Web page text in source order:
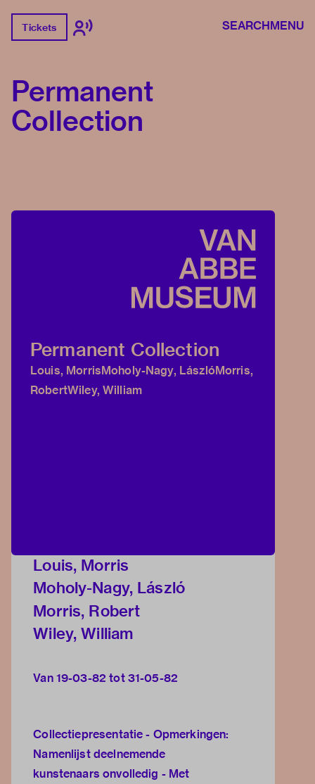
Tickets SEARCHMENU
Permanent
Collection
Permanent Collection
Louis, MorrisMoholy-Nagy, LászlóMorris,
RobertWiley, William
Louis, Morris
Moholy-Nagy, László
Morris, Robert
Wiley, William
Van 19-03-82 tot 31-05-82
Collectiepresentatie - Opmerkingen:
Namenlijst deelnemende
kunstenaars onvolledig - Met